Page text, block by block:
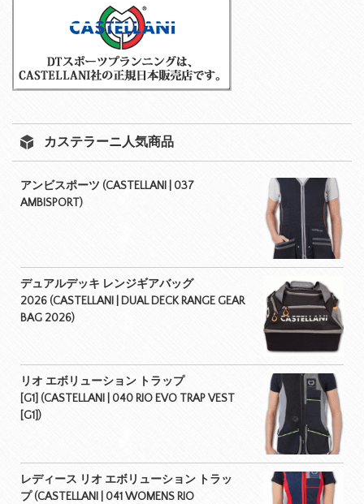
カステラーニ人気商品
アンビスポーツ (CASTELLANI | 037
AMBISPORT)
デュアルデッキ レンジギアバッグ
2026 (CASTELLANI | DUAL DECK RANGE GEAR
BAG 2026)
リオ エボリューション トラップ
[G1] (CASTELLANI | 040 RIO EVO TRAP VEST
[G1])
レディース リオ エボリューション トラッ
プ (CASTELLANI | 041 WOMENS RIO